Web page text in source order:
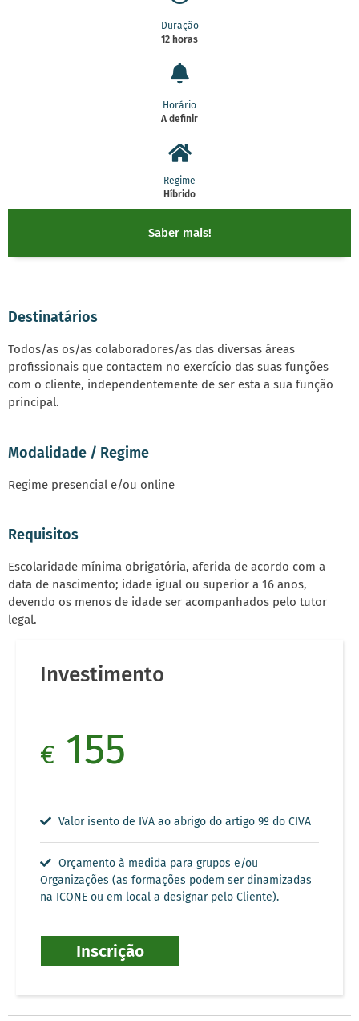
Duração
12 horas
Horário
A definir
Regime
Híbrido
Saber mais!
Destinatários
Todos/as os/as colaboradores/as das diversas áreas
profissionais que contactem no exercício das suas funções
com o cliente, independentemente de ser esta a sua função
principal.
Modalidade / Regime
Regime presencial e/ou online
Requisitos
Escolaridade mínima obrigatória, aferida de acordo com a
data de nascimento; idade igual ou superior a 16 anos,
devendo os menos de idade ser acompanhados pelo tutor
legal.
Investimento
€ 155
Valor isento de IVA ao abrigo do artigo 9º do CIVA
Orçamento à medida para grupos e/ou
Organizações (as formações podem ser dinamizadas
na ICONE ou em local a designar pelo Cliente).
Inscrição